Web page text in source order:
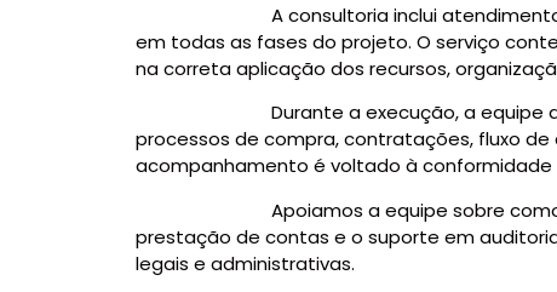
A consultoria inclui atendimento por
em todas as fases do projeto. O serviço
na correta aplicação dos recursos,
Durante a execução, a equipe da VCA
processos de compra, contratações, fluxo
acompanhamento é voltado à conformidade
Apoiamos a equipe sobre como fazer
prestação de contas e o suporte em
legais e administrativas.